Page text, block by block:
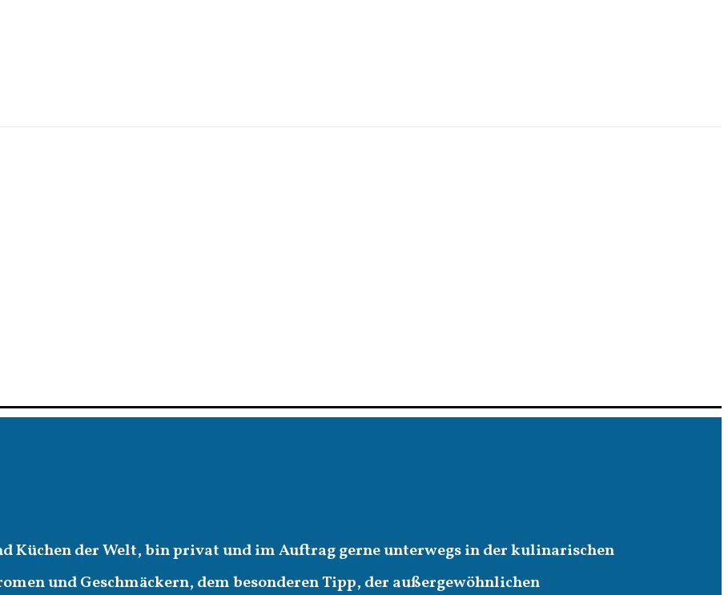
Küchen der Welt, bin privat und im Auftrag gerne unterwegs in der kulinarischen
und Geschmäckern, dem besonderen Tipp, der außergewöhnlichen